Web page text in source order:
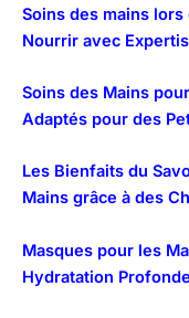
Soins des mains
Nourrir avec
Soins des Mains
Adaptés pour des
Les Bienfaits du
Mains grâce à des
Masques pour les
Hydratation